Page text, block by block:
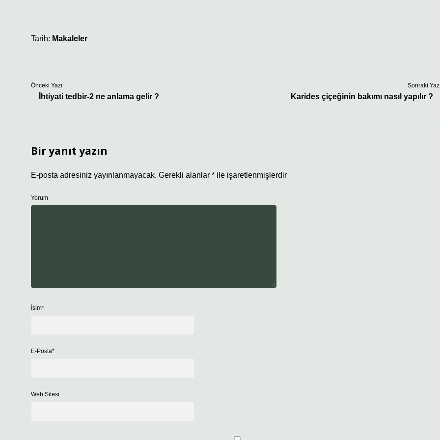
Tarih: Makaleler
Önceki Yazı
İhtiyati tedbir-2 ne anlama gelir ?
Sonraki
Karides çiçeğinin bakımı nasıl yapılır ?
Bir yanıt yazın
E-posta adresiniz yayınlanmayacak. Gerekli alanlar * ile işaretlenmişlerdir
Yorum
İsim*
E-Posta*
Web Sitesi